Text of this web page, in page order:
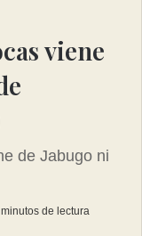
viene
de Jabugo ni
de lectura